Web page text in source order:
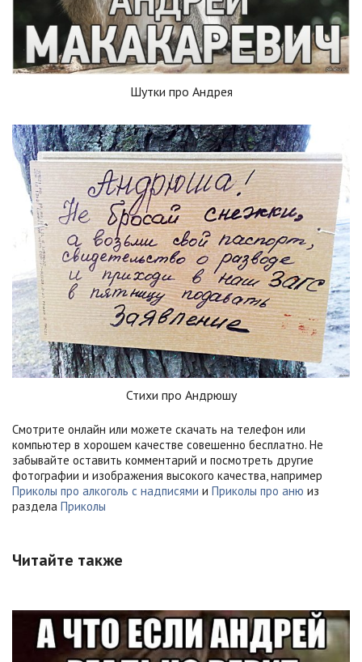
Шутки про Андрея
Стихи про Андрюшу
Смотрите онлайн или можете скачать на телефон или
компьютер в хорошем качестве совешенно бесплатно. Не
забывайте оставить комментарий и посмотреть другие
фотографии и изображения высокого качества, например
Приколы про алкоголь с надписями и Приколы про аню из
раздела Приколы
Читайте также